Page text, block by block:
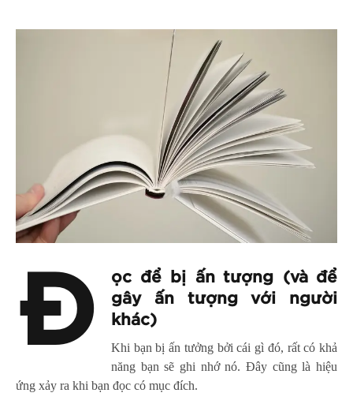
Đ
ọc để bị ấn tượng (và để
gây ấn tượng với người
khác)
Khi bạn bị ấn tưởng bởi cái gì đó, rất có khả
năng bạn sẽ ghi nhớ nó. Đây cũng là hiệu
ứng xảy ra khi bạn đọc có mục đích.